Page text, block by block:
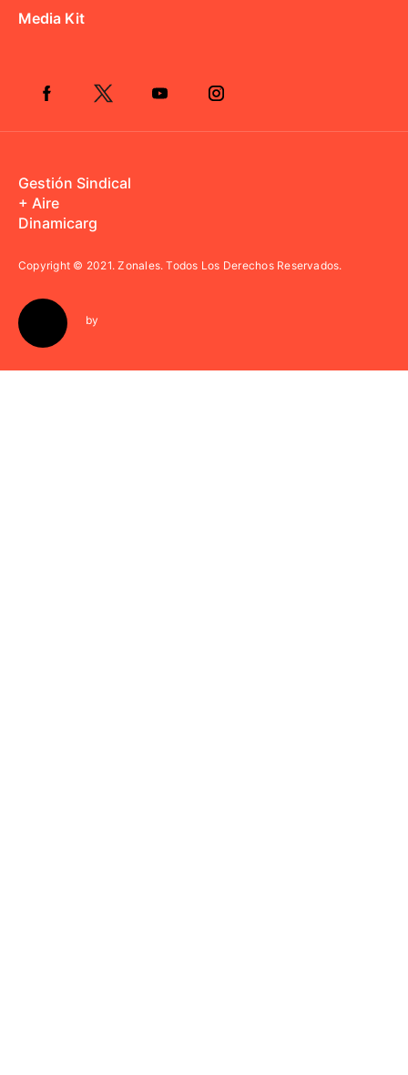
Media Kit
Gestión Sindical
+ Aire
Dinamicarg
Copyright © 2021.Zonales. Todos Los Derechos Reservados.
by